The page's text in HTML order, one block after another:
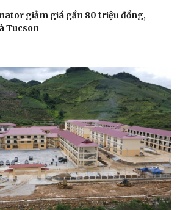
Đời sống
Nhà đẹp
Blog
Tình yêu - Gia đình
giảm giá gần 80 triệu đồng,
Tucson